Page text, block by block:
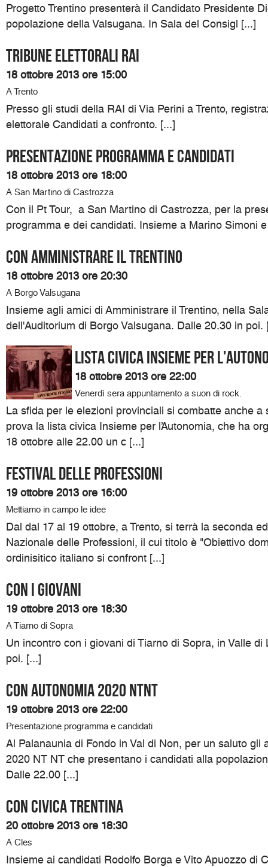
Progetto Trentino presenterà il Candidato Presidente
popolazione della Valsugana. In Sala del Consigl [...]
TRIBUNE ELETTORALI RAI
18 ottobre 2013 ore 15:00
A Trento
Presso gli studi della RAI di Via Perini a Trento,
elettorale Candidati a confronto. [...]
Presentazione programma e candidati
18 ottobre 2013 ore 18:00
A San Martino di Castrozza
Con il Pt Tour, a San Martino di Castrozza, per la
programma e dei candidati. Insieme a Marino Simoni
Con Amministrare il Trentino
18 ottobre 2013 ore 20:30
A Borgo Valsugana
Insieme agli amici di Amministrare il Trentino, nella
dell'Auditorium di Borgo Valsugana. Dalle 20.30 in poi.
Lista civica Insieme per
18 ottobre 2013 ore 22:00
Venerdì sera appuntamento a suon di rock.
La sfida per le elezioni provinciali si combatte anche a
prova la lista civica Insieme per l’Autonomia, che ha
18 ottobre alle 22.00 un c [...]
Festival delle professioni
19 ottobre 2013 ore 16:00
Mettiamo in campo le idee
Dal dal 17 al 19 ottobre, a Trento, si terrà la seconda
Nazionale delle Professioni, il cui titolo è "Obiettivo
ordinisitico italiano si confront [...]
Con i giovani
19 ottobre 2013 ore 18:30
A Tiarno di Sopra
Un incontro con i giovani di Tiarno di Sopra, in Valle di
poi. [...]
Con Autonomia 2020 NTNT
19 ottobre 2013 ore 22:00
Presentazione programma e candidati
Al Palanaunia di Fondo in Val di Non, per un saluto gli
2020 NT NT che presentano i candidati alla
Dalle 22.00 [...]
Con Civica Trentina
20 ottobre 2013 ore 18:30
A Cles
Insieme ai candidati Rodolfo Borga e Vito Apuozzo di